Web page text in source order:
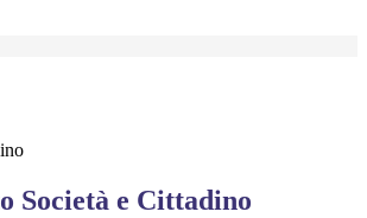
Società e Cittadino